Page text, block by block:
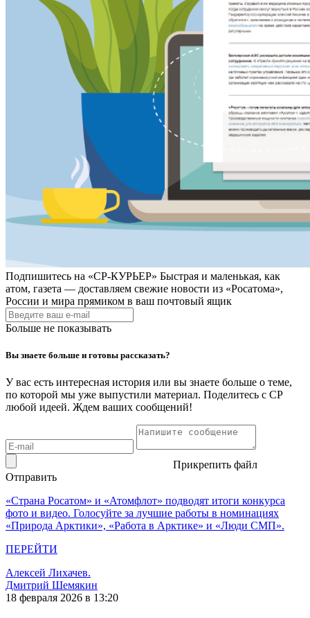
Подпишитесь на «СР-КУРЬЕР» Быстрая и маленькая, как
атом, газета — доставляем свежие новости из «Росатома»,
России и мира прямиком в ваш почтовый ящик
Больше не показывать
Вы знаете больше и готовы рассказать?
У вас есть интересная история или вы знаете больше о теме,
по которой мы уже выпустили материал. Поделитесь с СР
любой идеей. Ждем ваших сообщений!
Прикрепить файл
Отправить
«Страна Росатом» и «Атомфлот» подводят итоги конкурса
фото и видео. Голосуйте за лучшие работы в номинациях
«Природа Арктики», «Работа в Арктике» и «Люди СМП».
ПЕРЕЙТИ
Алексей Лихачев.
Дмитрий Шемякин
18 февраля 2026 в 13:20